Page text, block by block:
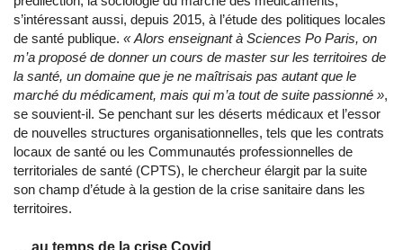
s’intéressant aussi, depuis 2015, à l’étude des politiques locales
de santé publique. « Alors enseignant à Sciences Po Paris, on
m’a proposé de donner un cours de master sur les territoires de
la santé, un domaine que je ne maîtrisais pas autant que le
marché du médicament, mais qui m’a tout de suite passionné »,
se souvient-il. Se penchant sur les déserts médicaux et l’essor
de nouvelles structures organisationnelles, tels que les contrats
locaux de santé ou les Communautés professionnelles de
territoriales de santé (CPTS), le chercheur élargit par la suite
son champ d’étude à la gestion de la crise sanitaire dans les
territoires.
… au temps de la crise Covid